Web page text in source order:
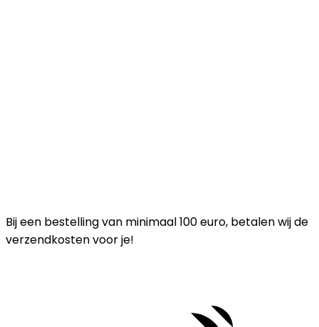
Bij een bestelling van minimaal 100 euro, betalen wij de
verzendkosten voor je!